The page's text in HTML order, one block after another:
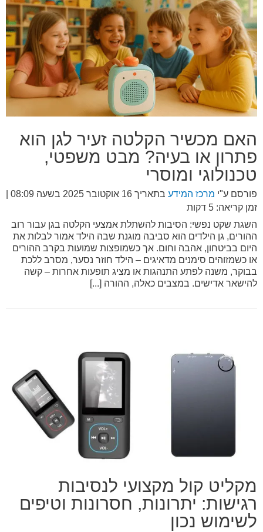
האם מכשיר הקלטה זעיר לגן הוא
פתרון או בעיה? מבט משפטי,
טכנולוגי ומוסרי
פורסם ע"י מרכז המידע בתאריך 16 אוקטובר 2025 בשעה 08:09
זמן קריאה: 5 דקות
השגת שקט נפשי: הסיבות להשתלת אמצעי הקלטה בגן עבור רוב
ההורים, גן הילדים הוא סביבה מוגנת שבה הילד אמור לבלות את
היום בביטחון, אהבה וחום. אך כשמופצות שמועות בקרב ההורים
או כשמזוהים סימנים מדאיגים – הילד חוזר נסער, מסרב ללכת
בבוקר, משנה לפתע התנהגות או מציג תופעות אחרות – קשה
להישאר אדישים. במצבים כאלה, ההורה [...]
מקליט קול מקצועי לנסיבות
רגישות: יתרונות, חסרונות וטיפים
לשימוש נכון